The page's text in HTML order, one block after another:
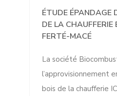
ÉTUDE ÉPANDAGE
DE LA CHAUFFERIE
FERTÉ-MACÉ
La société
l’approvisionnement
bois de la chaufferie